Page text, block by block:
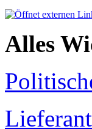
Alles